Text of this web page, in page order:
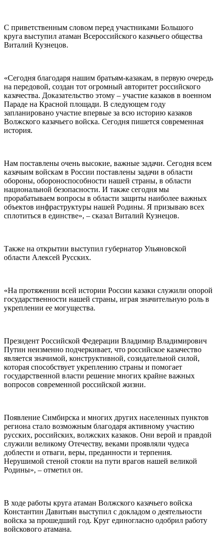
С приветственным словом перед участниками Большого
круга выступил атаман Всероссийского казачьего общества
Виталий Кузнецов.
«Сегодня благодаря нашим братьям-казакам, в первую очередь
на передовой, создан тот огромный авторитет российского
казачества. Доказательство этому – участие казаков в военном
Параде на Красной площади. В следующем году
запланировано участие впервые за всю историю казаков
Волжского казачьего войска. Сегодня пишется современная
история.
Нам поставлены очень высокие, важные задачи. Сегодня всем
казачьим войскам в России поставлены задачи в области
обороны, обороноспособности нашей страны, в области
национальной безопасности. И также сегодня мы
прорабатываем вопросы в области защиты наиболее важных
объектов инфраструктуры нашей Родины. Я призываю всех
сплотиться в единстве», – сказал Виталий Кузнецов.
Также на открытии выступил губернатор Ульяновской
области Алексей Русских.
«На протяжении всей истории России казаки служили опорой
государственности нашей страны, играя значительную роль в
укреплении ее могущества.
Президент Российской Федерации Владимир Владимирович
Путин неизменно подчеркивает, что российское казачество
является значимой, конструктивной, созидательной силой,
которая способствует укреплению страны и помогает
государственной власти решение многих крайне важных
вопросов современной российской жизни.
Появление Симбирска и многих других населенных пунктов
региона стало возможным благодаря активному участию
русских, российских, волжских казаков. Они верой и правдой
служили великому Отечеству, веками проявляли чудеса
доблести и отваги, веры, преданности и терпения.
Нерушимой стеной стояли на пути врагов нашей великой
Родины», – отметил он.
В ходе работы круга атаман Волжского казачьего войска
Константин Давитьян выступил с докладом о деятельности
войска за прошедший год. Круг единогласно одобрил работу
войскового атамана.